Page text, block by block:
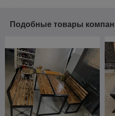
Подобные товары